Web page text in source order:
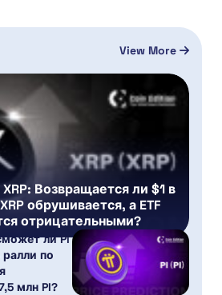
View More
Возвращается ли $1 в
обрушивается, а ETF
отрицательными?
ли Pi
по
млн PI?